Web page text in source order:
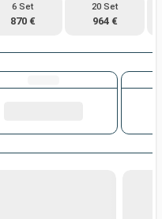
6 Set
870 €
20 Set
964 €